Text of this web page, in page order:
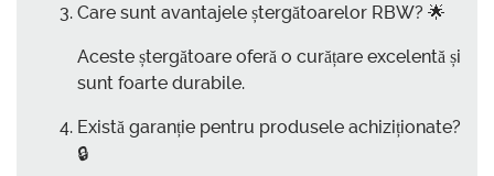
Care sunt avantajele ștergătoarelor RBW? 🌟
Aceste ștergătoare oferă o curățare excelentă și
sunt foarte durabile.
Există garanție pentru produsele achiziționate?
🔒